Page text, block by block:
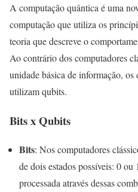
A computação quântica é uma
computação que utiliza os
teoria que descreve o
Ao contrário dos computadores
unidade básica de informação,
utilizam qubits.
Bits x Qubits
Bits: Nos computadores
de dois estados possíveis: 0
processada através dessas